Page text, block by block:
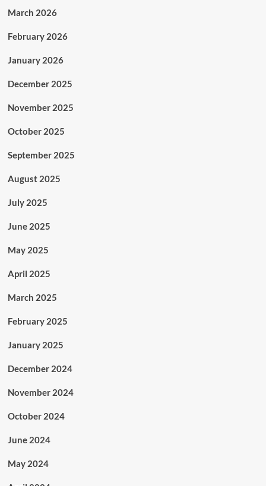
March 2026
February 2026
January 2026
December 2025
November 2025
October 2025
September 2025
August 2025
July 2025
June 2025
May 2025
April 2025
March 2025
February 2025
January 2025
December 2024
November 2024
October 2024
June 2024
May 2024